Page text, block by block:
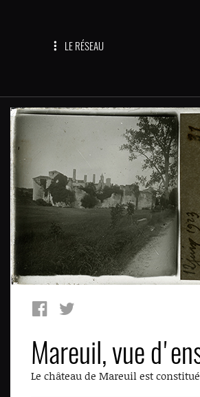
LE RÉSEAU
Mareuil, vue
Le château de Mareuil est